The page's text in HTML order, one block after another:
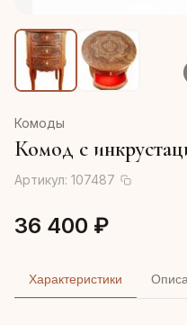
Комоды
Комод с
Артикул: 107487
36 400 ₽
Характеристики